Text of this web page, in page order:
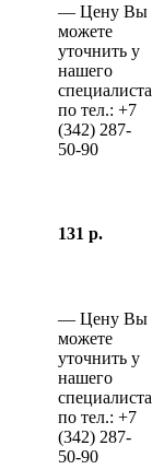
— Цену Вы
можете
уточнить у
нашего
специалиста
по тел.: +7
(342) 287-
50-90
131 р.
— Цену Вы
можете
уточнить у
нашего
специалиста
по тел.: +7
(342) 287-
50-90